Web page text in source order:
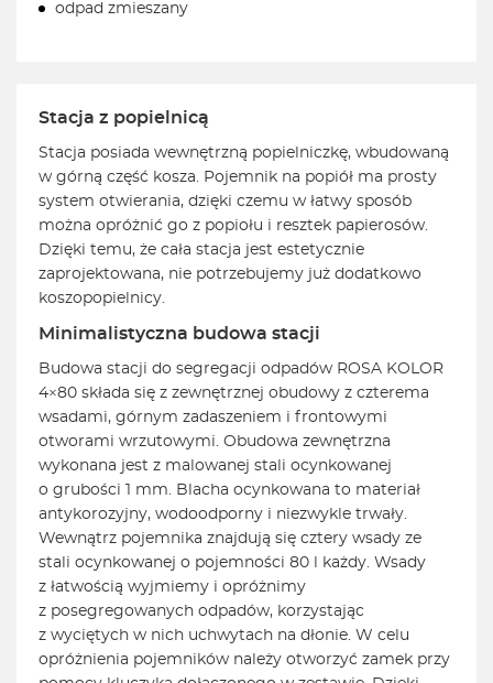
odpad zmieszany
Stacja z popielnicą
Stacja posiada wewnętrzną popielniczkę, wbudowaną
w górną część kosza. Pojemnik na popiół ma prosty
system otwierania, dzięki czemu w łatwy sposób
można opróżnić go z popiołu i resztek papierosów.
Dzięki temu, że cała stacja jest estetycznie
zaprojektowana, nie potrzebujemy już dodatkowo
koszopopielnicy.
Minimalistyczna budowa stacji
Budowa stacji do segregacji odpadów ROSA KOLOR
4×80 składa się z zewnętrznej obudowy z czterema
wsadami, górnym zadaszeniem i frontowymi
otworami wrzutowymi. Obudowa zewnętrzna
wykonana jest z malowanej stali ocynkowanej
o grubości 1 mm. Blacha ocynkowana to materiał
antykorozyjny, wodoodporny i niezwykle trwały.
Wewnątrz pojemnika znajdują się cztery wsady ze
stali ocynkowanej o pojemności 80 l każdy. Wsady
z łatwością wyjmiemy i opróżnimy
z posegregowanych odpadów, korzystając
z wyciętych w nich uchwytach na dłonie. W celu
opróżnienia pojemników należy otworzyć zamek przy